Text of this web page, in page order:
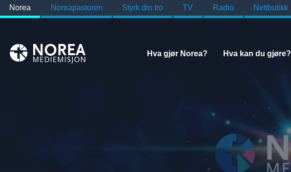
Norea Noreapastoren Styrk din tro TV Radio Nettbutikk
Hva gjør Norea? Hva kan du gjøre?